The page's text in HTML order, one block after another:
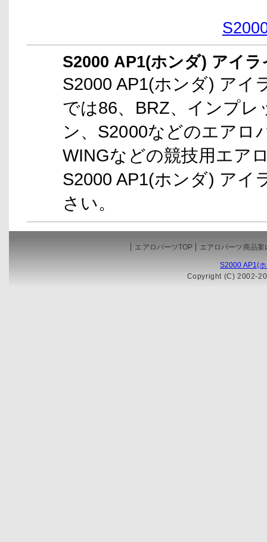
S2000 AP1(ホンダ) アイ
S2000 AP1(ホンダ) アイ
では86、BRZ、インプ
ン、S2000などのエアロ
WINGなどの競技用エア
S2000 AP1(ホンダ) アイ
さい。
エアロパーツTOP エアロパーツ商品案
S2000 AP1(
Copyright (C) 2002-